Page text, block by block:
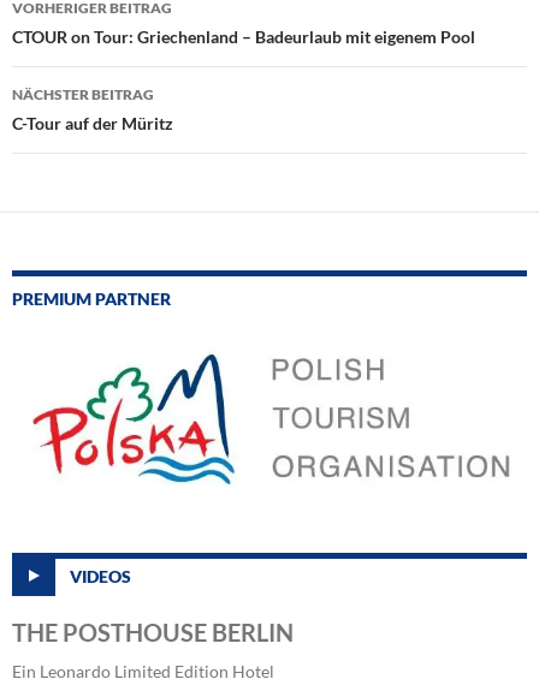
VORHERIGER BEITRAG
CTOUR on Tour: Griechenland – Badeurlaub mit eigenem Pool
NÄCHSTER BEITRAG
C-Tour auf der Müritz
PREMIUM PARTNER
VIDEOS
THE POSTHOUSE BERLIN
Ein Leonardo Limited Edition Hotel